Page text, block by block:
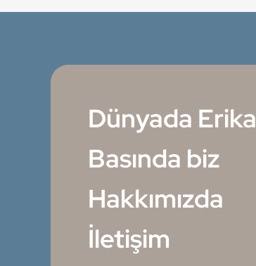
Dünyada Erika
Basında biz
Hakkımızda
İletişim